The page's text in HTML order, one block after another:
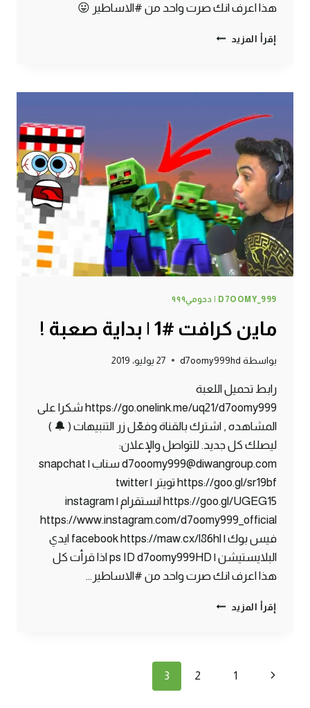
هذا اعرف انك صرت واحد من #الاساطير 😛
إقرأ المزيد ماين
هذا
دمر
حياتي
D7OOMY_999 | دحومي٩٩٩
ماين كرافت #1 | بداية صعبة !
بواسطة d7oomy999hd 27 يوليو، 2019
رابط تحميل اللعبة
https://go.onelink.me/uq21/d7oomy999 شكرا على
المشاهده , اشترك بالقناة وفعّل زر التنبيهات ( 🔔 )
ليصلك كل جديد. للتواصل والإعلان:
d7ooomy999@diwangroup.com سناب | snapchat
https://goo.gl/sr19bf تويتر | twitter
https://goo.gl/UGEG15 انستقرام | instagram
https://www.instagram.com/d7oomy999_official
فيس بوك | facebook https://maw.cx/l86hl ايدي
البلايستيشن | ps ID d7oomy999HD اذا قرأت كل
هذا اعرف انك صرت واحد من #الاساطير…
إقرأ المزيد ماين
تنقل
الصفحة
1
2
3